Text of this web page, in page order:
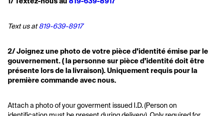
Text us at 819-639-8917
2/ Joignez une photo de votre pièce d’identité émise par le
gouvernement. ( la personne sur pièce d’identité doit être
présente lors de la livraison). Uniquement requis pour la
première commande avec nous.
Attach a photo of your goverment issued I.D. (Person on